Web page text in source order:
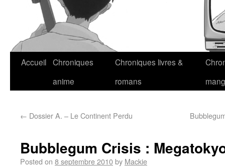
Accueil Chroniques
anime
Chroniques livres &
romans
← Dossier A. – Le Continent Perdu
Bubblegum Crisis :
Posted on 8 septembre 2010by Mackie